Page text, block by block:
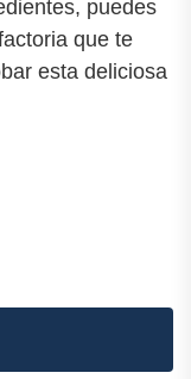
puedes
que te
esta deliciosa